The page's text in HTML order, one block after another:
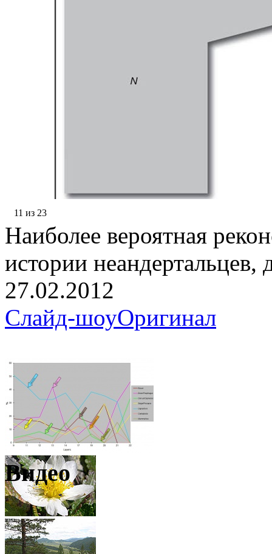
11 из 23
Наиболее вероятная
истории неандертальцев,
27.02.2012
Слайд-шоуОригинал
Видео